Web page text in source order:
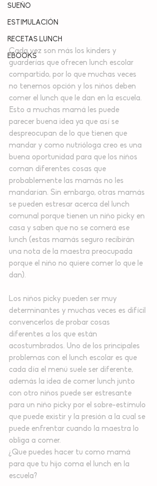
SUEÑO
ESTIMULACIÓN
RECETAS LUNCH
EBOOKS
Cada vez son más los kinders y
guarderías que ofrecen lunch escolar
compartido, por lo que muchas veces
no tenemos opción y los niños deben
comer el lunch que le dan en la escuela.
Esto a muchas mamá les puede
parecer buena idea ya que así se
despreocupan de lo que tienen que
mandar y como nutrióloga creo es una
buena oportunidad para que los niños
coman diferentes cosas que
probablemente las mamás no les
mandarían. Sin embargo, otras mamás
se pueden estresar acerca del lunch
comunal porque tienen un niño picky en
casa y saben que no se comerá ese
lunch (estas mamás seguro recibirán
una nota de la maestra preocupada
porque el niño no quiere comer lo que le
dan).
Los niños picky pueden ser muy
determinantes y muchas veces es difícil
convencerlos de probar cosas
diferentes a los que están
acostumbrados. Uno de los principales
problemas con el lunch escolar es que
cada día el menú suele ser diferente,
además la idea de comer lunch junto
con otro niños puede ser estresante
para un niño picky por el sobre-estímulo
que puede existir y la presión a la cual se
puede enfrentar cuando la maestra lo
obliga a comer.
¿Que puedes hacer tu como mamá
para que tu hijo coma el lunch en la
escuela?